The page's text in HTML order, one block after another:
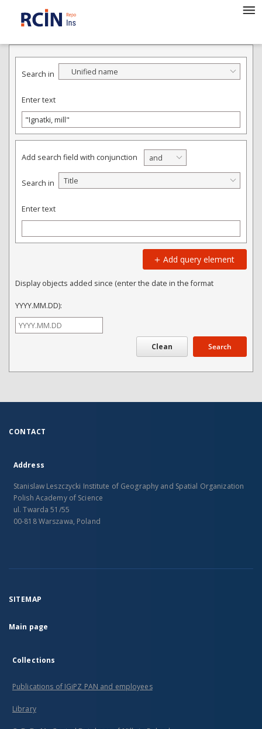
ADVANCED SEARCH
Search in Unified name
Enter text
Add search field with conjunction and
Search in Title
Enter text
Add query element
Display objects added since (enter the date in the format
YYYY.MM.DD):
Search
CONTACT
Address
Stanislaw Leszczycki Institute of Geography and Spatial Organization
Polish Academy of Science
ul. Twarda 51/55
00-818 Warszawa, Poland
SITEMAP
Main page
Collections
Publications of IGiPZ PAN and employees
Library